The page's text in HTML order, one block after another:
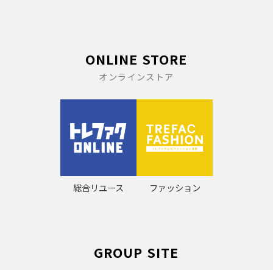
ONLINE STORE
オンラインストア
総合リユース ファッション
GROUP SITE